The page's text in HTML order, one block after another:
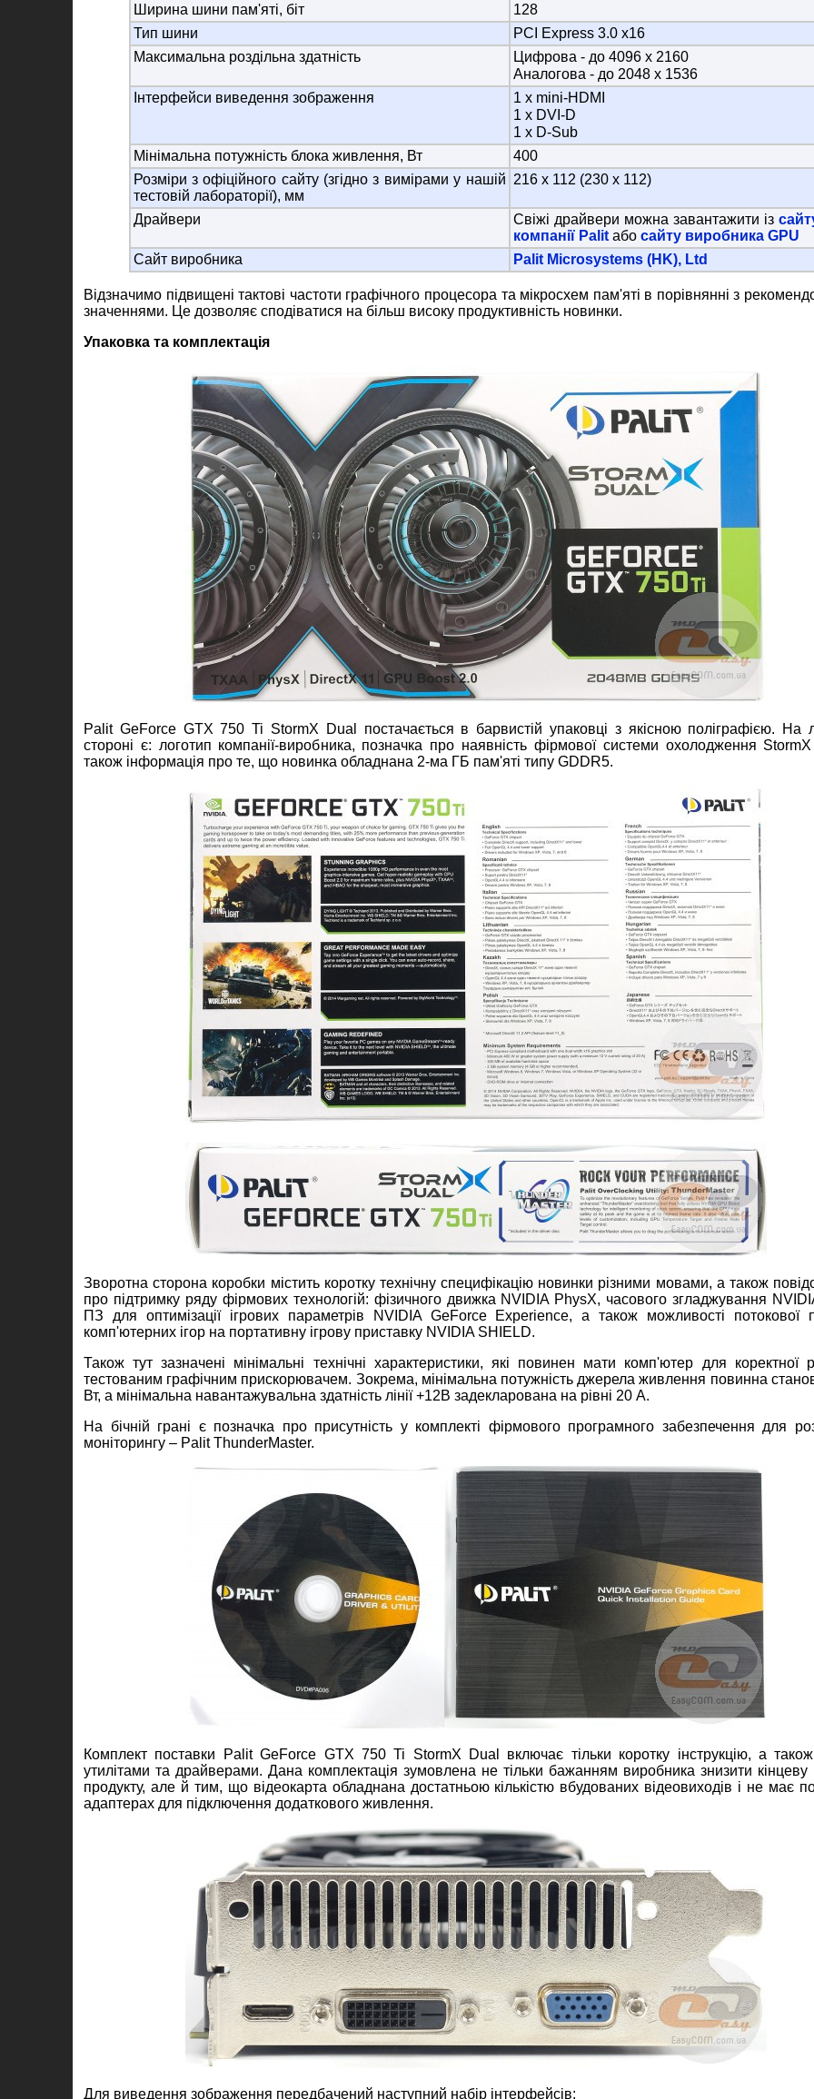
Ширина шини пам'яті, біт
128
Тип шини
PCI Express 3.0 x16
Максимальна роздільна здатність
Цифрова - до 4096 x 2160
Аналогова - до 2048 x 1536
Інтерфейси виведення зображення
1 х mini-HDMI
1 х DVI-D
1 х D-Sub
Мінімальна потужність блока живлення, Вт
400
Розміри з офіційного сайту (згідно з вимірами у нашій
тестовій лабораторії), мм
216 х 112 (230 x 112)
Драйвери Свіжі драйвери можна завантажити із
компанії Palitабо сайту виробника GPU
Сайт виробника
Palit Microsystems (HK), Ltd
Відзначимо підвищені тактові частоти графічного процесора та мікросхем пам'яті в порівнянні з
значеннями. Це дозволяє сподіватися на більш високу продуктивність новинки.
Упаковка та комплектація
Palit GeForce GTX 750 Ti StormX Dual постачається в барвистій упаковці з якісною поліграфією. На
стороні є: логотип компанії-виробника, позначка про наявність фірмової системи охолодження
також інформація про те, що новинка обладнана 2-ма ГБ пам'яті типу GDDR5.
Зворотна сторона коробки містить коротку технічну специфікацію новинки різними мовами, а також
про підтримку ряду фірмових технологій: фізичного движка NVIDIA PhysX, часового згладжування
ПЗ для оптимізації ігрових параметрів NVIDIA GeForce Experience, а також можливості потокової
комп'ютерних ігор на портативну ігрову приставку NVIDIA SHIELD.
Також тут зазначені мінімальні технічні характеристики, які повинен мати комп'ютер для коректної
тестованим графічним прискорювачем. Зокрема, мінімальна потужність джерела живлення повинна
Вт, а мінімальна навантажувальна здатність лінії +12В задекларована на рівні 20 А.
На бічній грані є позначка про присутність у комплекті фірмового програмного забезпечення для
моніторингу – Palit ThunderMaster.
Комплект поставки Palit GeForce GTX 750 Ti StormX Dual включає тільки коротку інструкцію, а
утилітами та драйверами. Дана комплектація зумовлена не тільки бажанням виробника знизити кінцеву
продукту, але й тим, що відеокарта обладнана достатньою кількістю вбудованих відеовиходів і не має
адаптерах для підключення додаткового живлення.
Для виведення зображення передбачений наступний набір інтерфейсів: